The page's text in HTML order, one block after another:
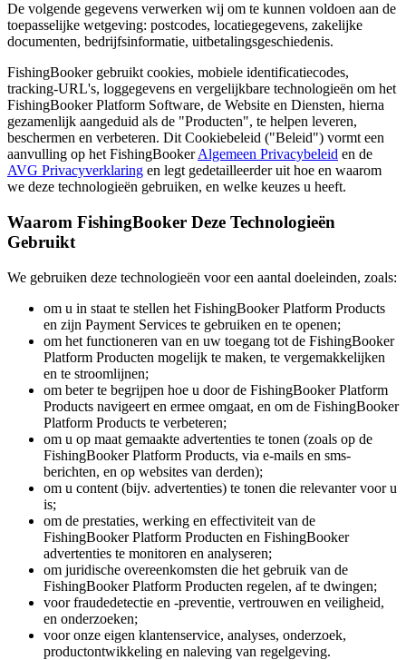
De volgende gegevens verwerken wij om te kunnen voldoen aan de
toepasselijke wetgeving: postcodes, locatiegegevens, zakelijke
documenten, bedrijfsinformatie, uitbetalingsgeschiedenis.
FishingBooker gebruikt cookies, mobiele identificatiecodes,
tracking-URL's, loggegevens en vergelijkbare technologieën om het
FishingBooker Platform Software, de Website en Diensten, hierna
gezamenlijk aangeduid als de "Producten", te helpen leveren,
beschermen en verbeteren. Dit Cookiebeleid ("Beleid") vormt een
aanvulling op het FishingBookerAlgemeen Privacybeleid en de
AVG Privacyverklaring en legt gedetailleerder uit hoe en waarom
we deze technologieën gebruiken, en welke keuzes u heeft.
Waarom FishingBooker Deze Technologieën
Gebruikt
We gebruiken deze technologieën voor een aantal doeleinden, zoals:
om u in staat te stellen het FishingBooker Platform Products
en zijn Payment Services te gebruiken en te openen;
om het functioneren van en uw toegang tot de FishingBooker
Platform Producten mogelijk te maken, te vergemakkelijken
en te stroomlijnen;
om beter te begrijpen hoe u door de FishingBooker Platform
Products navigeert en ermee omgaat, en om de FishingBooker
Platform Products te verbeteren;
om u op maat gemaakte advertenties te tonen (zoals op de
FishingBooker Platform Products, via e-mails en sms-
berichten, en op websites van derden);
om u content (bijv. advertenties) te tonen die relevanter voor u
is;
om de prestaties, werking en effectiviteit van de
FishingBooker Platform Producten en FishingBooker
advertenties te monitoren en analyseren;
om juridische overeenkomsten die het gebruik van de
FishingBooker Platform Producten regelen, af te dwingen;
voor fraudedetectie en -preventie, vertrouwen en veiligheid,
en onderzoeken;
voor onze eigen klantenservice, analyses, onderzoek,
productontwikkeling en naleving van regelgeving.